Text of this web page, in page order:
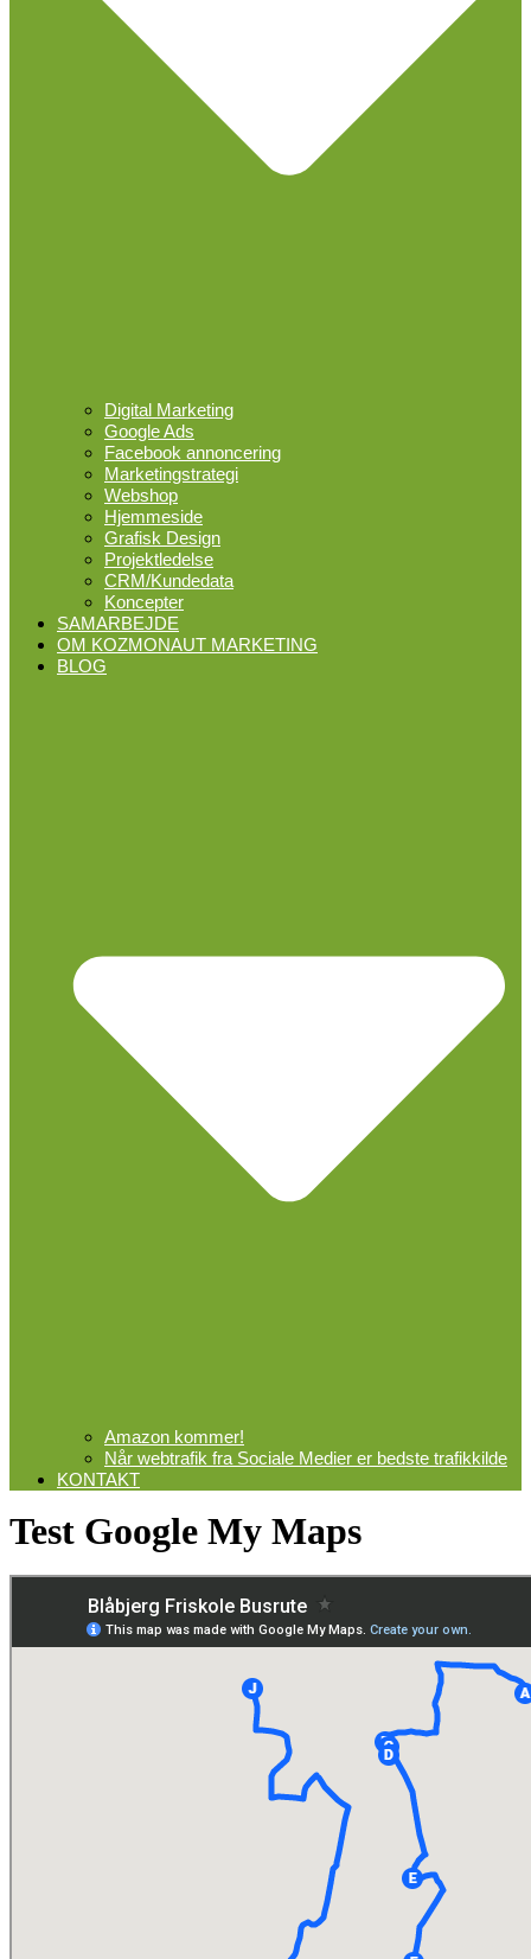
Digital Marketing
Google Ads
Facebook annoncering
Marketingstrategi
Webshop
Hjemmeside
Grafisk Design
Projektledelse
CRM/Kundedata
Koncepter
SAMARBEJDE
OM KOZMONAUT MARKETING
BLOG
Amazon kommer!
Når webtrafik fra Sociale Medier er bedste trafikkilde
KONTAKT
Test Google My Maps